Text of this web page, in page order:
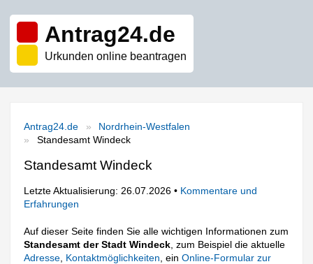
Antrag24.de
Urkunden online beantragen
Antrag24.de
Nordrhein-Westfalen
Standesamt Windeck
Standesamt Windeck
Letzte Aktualisierung: 26.07.2026 • Kommentare und
Erfahrungen
Auf dieser Seite finden Sie alle wichtigen Informationen zum
Standesamt der Stadt Windeck , zum Beispiel die aktuelle
Adresse Kontaktmöglichkeiten , einOnline-Formular zur